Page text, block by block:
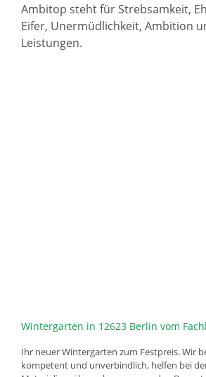
Ambitop steht für Strebsamkeit,
Eifer, Unermüdlichkeit, Ambition
Leistungen.
Wintergarten in 12623 Berlin vom
Ihr neuer Wintergarten zum Festpreis. Wir
kompetent und unverbindlich, helfen bei